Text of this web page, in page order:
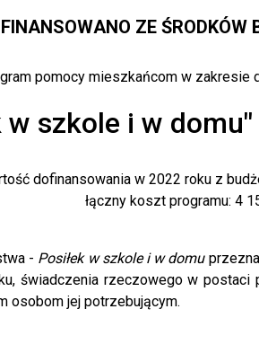
ZE ŚRODKÓW
pomocy mieszkańcom w
w szkole i w
dofinansowania w 2022 roku z
łączny koszt programu: 4
- Posiłek w szkole i w domu
świadczenia rzeczowego w
osobom jej potrzebującym.